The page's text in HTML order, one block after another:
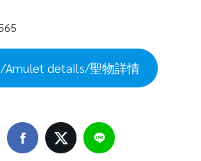
/Amulet details/聖物詳情